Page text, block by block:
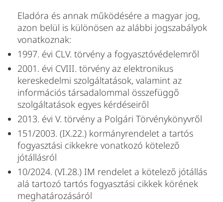
Eladóra és annak működésére a magyar jog,
azon belül is különösen az alábbi jogszabályok
vonatkoznak:
1997. évi CLV. törvény a fogyasztóvédelemről
2001. évi CVIII. törvény az elektronikus
kereskedelmi szolgáltatások, valamint az
információs társadalommal összefüggő
szolgáltatások egyes kérdéseiről
2013. évi V. törvény a Polgári Törvénykönyvről
151/2003. (IX.22.) kormányrendelet a tartós
fogyasztási cikkekre vonatkozó kötelező
jótállásról
10/2024. (VI.28.) IM rendelet a kötelező jótállás
alá tartozó tartós fogyasztási cikkek körének
meghatározásáról